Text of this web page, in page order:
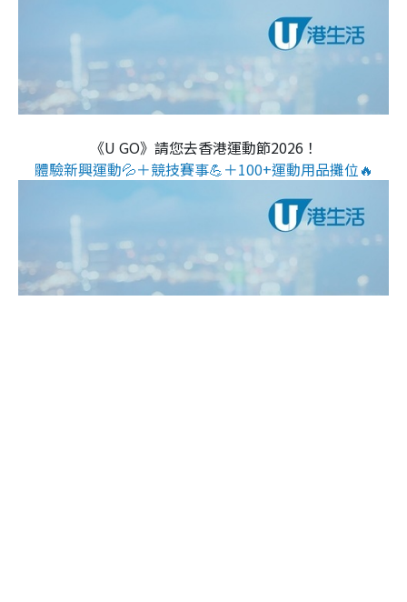
《U GO》請您去香港運動節2026！
體驗新興運動💦＋競技賽事💪＋100+運動用品攤位🔥